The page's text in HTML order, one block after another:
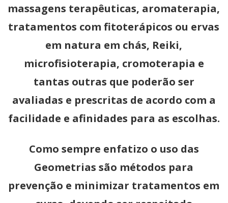
massagens terapêuticas, aromaterapia,
tratamentos com fitoterápicos ou ervas
em natura em chás, Reiki,
microfisioterapia, cromoterapia e
tantas outras que poderão ser
avaliadas e prescritas de acordo com a
facilidade e afinidades para as escolhas.
Como sempre enfatizo o uso das
Geometrias são métodos para
prevenção e minimizar tratamentos em